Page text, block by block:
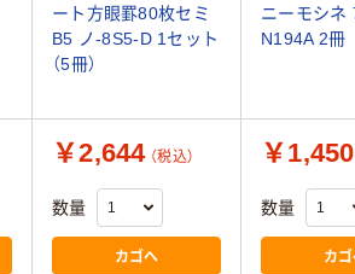
ート方眼罫80枚セミ
B5 ノ-8S5-D 1セット
（5冊）
ニーモシネ
N194A 2冊
￥2,644 （税込）
数量
カゴへ
￥1,450
数量
カ